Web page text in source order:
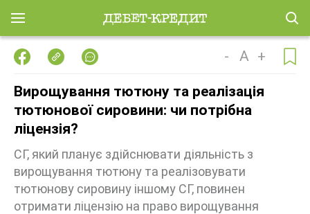
- A +
Вирощування тютюну та реалізація
тютюнової сировини: чи потрібна
ліцензія?
СГ, який планує здійснювати діяльність з
вирощування тютюну та реалізовувати
тютюнову сировину іншому СГ, повинен
отримати ліцензію на право вирощування